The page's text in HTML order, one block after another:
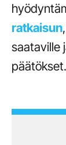
ratkaisun
saataville
päätökset.